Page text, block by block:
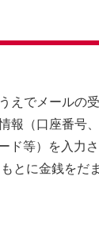
えでメールの
報（口座番号
ド等）を入力
とに金銭をだ